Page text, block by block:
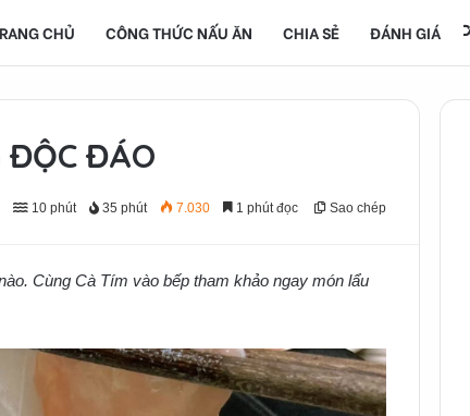
CHỦ CÔNG THỨC NẤU ĂN CHIA SẺ ĐÁNH GIÁ
ĐỘC ĐÁO
10 phút 35 phút 7.030 1 phút đọc Sao chép
Cùng Cà Tím vào bếp tham khảo ngay món lẩu